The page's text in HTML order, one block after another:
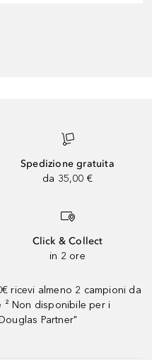
Spedizione gratuita
da 35,00 €
Click & Collect
in 2 ore
ricevi almeno 2 campioni da
Non disponibile per i
Partner"